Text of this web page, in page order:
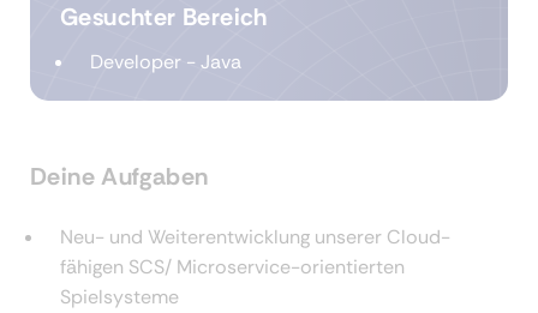
Gesuchter Bereich
Developer - Java
Deine Aufgaben
Neu- und Weiterentwicklung unserer Cloud-
fähigen SCS/ Microservice-orientierten
Spielsysteme